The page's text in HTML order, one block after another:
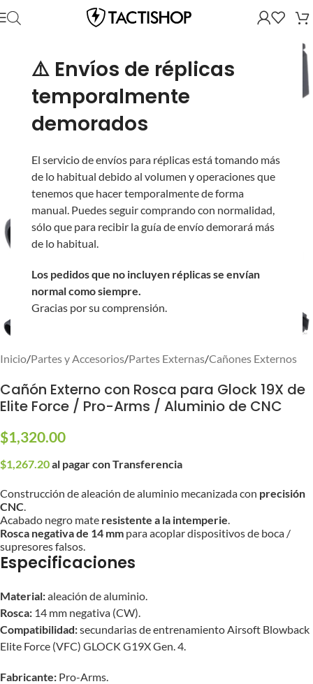
⚠️ Envíos de réplicas
temporalmente
demorados
El servicio de envíos para réplicas está tomando más
de lo habitual debido al volumen y operaciones que
tenemos que hacer temporalmente de forma
manual. Puedes seguir comprando con normalidad,
sólo que para recibir la guía de envío demorará más
de lo habitual.
Los pedidos que no incluyen réplicas se envían
normal como siempre.
Gracias por su comprensión.
Inicio/Partes y Accesorios/Partes Externas/Cañones Externos
Cañón Externo con Rosca para Glock 19X de
Elite Force / Pro-Arms / Aluminio de CNC
$1,320.00
$1,267.20al pagar con Transferencia
Construcción de aleación de aluminio mecanizada con precisión
CNC.
Acabado negro mate resistente a la intemperie.
Rosca negativade 14 mm para acoplar dispositivos de boca /
supresores falsos.
Especificaciones
Material:aleación de aluminio.
Rosca: 14 mm negativa (CW).
Compatibilidad:secundarias de entrenamiento Airsoft Blowback
Elite Force (VFC) GLOCK G19X Gen. 4.
Fabricante: Pro-Arms.